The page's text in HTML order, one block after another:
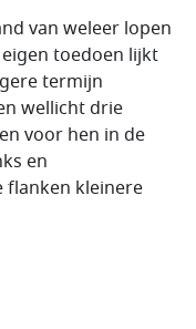
van weleer lopen
toedoen lijkt
termijn
wellicht drie
voor hen in de
en
flanken kleinere